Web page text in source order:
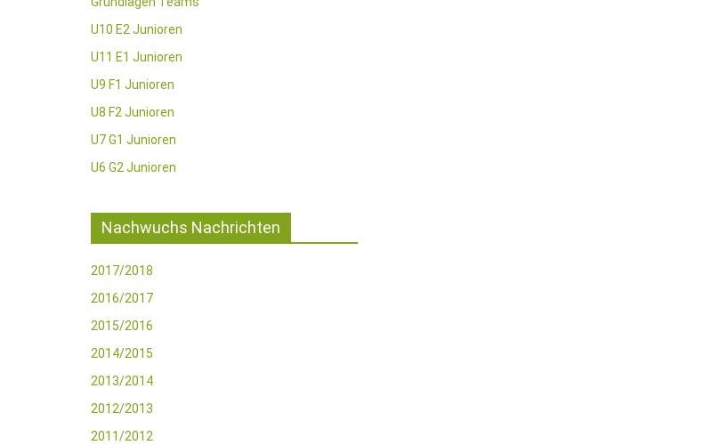
U10 E2 Junioren
U11 E1 Junioren
U9 F1 Junioren
U8 F2 Junioren
U7 G1 Junioren
U6 G2 Junioren
Nachwuchs Nachrichten
2017/2018
2016/2017
2015/2016
2014/2015
2013/2014
2012/2013
2011/2012